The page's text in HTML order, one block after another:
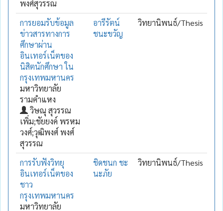
พงศ์สุวรรณ
การยอมรับข้อมูล
ข่าวสารทางการ
ศึกษาผ่าน
อินเทอร์เน็ตของ
นิสิตนักศึกษา ใน
กรุงเทพมหานคร
มหาวิทยาลัย
รามคำแหง
วิษณุ สุวรรณ
เพิ่ม;ชัยยงค์ พรหม
วงศ์;วุฒิพงศ์ พงศ์
สุวรรณ
อารีรัตน์
ชนะขวัญ
วิทยานิพนธ์/Thesis
การรับฟังวิทยุ
อินเทอร์เน็ตของ
ชาว
กรุงเทพมหานคร
มหาวิทยาลัย
ชิดชนก ชะ
นะภัย
วิทยานิพนธ์/Thesis